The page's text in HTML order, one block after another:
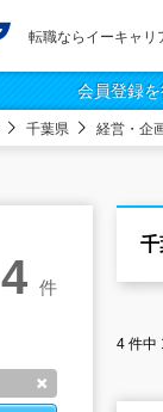
転職ならイーキャリ
会員登録
千葉県 経営・企
千
4 件中
4 件